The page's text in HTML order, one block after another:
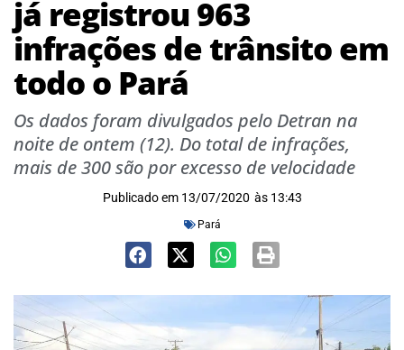
já registrou 963
infrações de trânsito em
todo o Pará
Os dados foram divulgados pelo Detran na
noite de ontem (12). Do total de infrações,
mais de 300 são por excesso de velocidade
Publicado em 13/07/2020 às 13:43
Pará